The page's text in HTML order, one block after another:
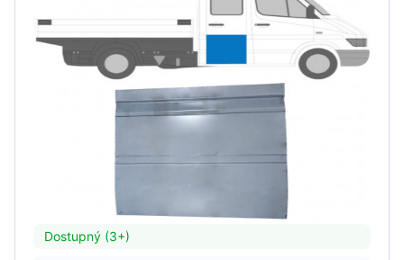
Dostupný (3+)